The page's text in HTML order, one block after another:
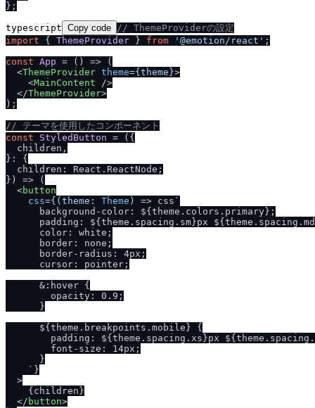
typescript Copy code // ThemeProviderの設定
import { ThemeProvider } from '@emotion/ react' ;
const App = ( ) => (
<ThemeProvider theme={theme}>
<MainContent />
</ThemeProvider>
);
// テーマを使用したコンポーネント
const
StyledButton = ( {
  children,
}: {
  children: React.ReactNode;
} ) => (
<button
css={(theme: Theme ) => css`
      background-color: ${theme.colors.primary};
padding: ${theme.spacing.sm}px
      color: white;
      border: none;
      border-radius: 4px;
      cursor: pointer;
      &:hover {
        opacity: 0.9;
      }
      ${theme.breakpoints.mobile} {
padding: ${theme.spacing.xs}px
        font-size: 14px;
      }
    `}
  >
    {children}
</ button>